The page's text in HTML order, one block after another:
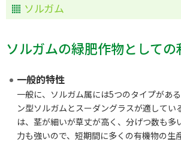
ソルガム
ソルガムの緑肥作物としての
一般的特性
一般に、ソルガム属には5つのタイプがあ
ン型ソルガムとスーダングラスが適してい
は、茎が細いが草丈が高く、分げつ数も多
力も強いので、短期間に多くの有機物の生